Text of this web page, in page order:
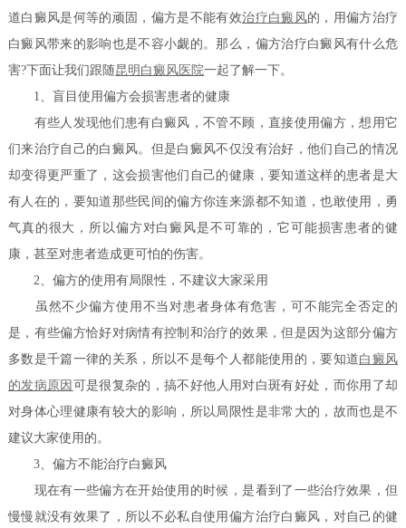
道白癜风是何等的顽固，偏方是不能有效治疗白癜风的，用偏方治疗
白癜风带来的影响也是不容小觑的。那么，偏方治疗白癜风有什么危
害?下面让我们跟随昆明白癜风医院一起了解一下。
1、盲目使用偏方会损害患者的健康
有些人发现他们患有白癜风，不管不顾，直接使用偏方，想用它
们来治疗自己的白癜风。但是白癜风不仅没有治好，他们自己的情况
却变得更严重了，这会损害他们自己的健康，要知道这样的患者是大
有人在的，要知道那些民间的偏方你连来源都不知道，也敢使用，勇
气真的很大，所以偏方对白癜风是不可靠的，它可能损害患者的健
康，甚至对患者造成更可怕的伤害。
2、偏方的使用有局限性，不建议大家采用
虽然不少偏方使用不当对患者身体有危害，可不能完全否定的
是，有些偏方恰好对病情有控制和治疗的效果，但是因为这部分偏方
多数是千篇一律的关系，所以不是每个人都能使用的，要知道白癜风
的发病原因 可是很复杂的，搞不好他人用对白斑有好处，而你用了却
对身体心理健康有较大的影响，所以局限性是非常大的，故而也是不
建议大家使用的。
3、偏方不能治疗白癜风
现在有一些偏方在开始使用的时候，是看到了一些治疗效果，但
慢慢就没有效果了，所以不必私自使用偏方治疗白癜风，对自己的健